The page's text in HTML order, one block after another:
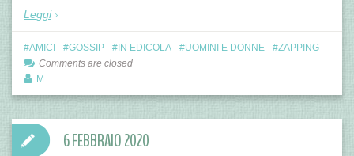
Leggi
AMICI GOSSIP IN EDICOLA UOMINI E DONNE
ZAPPING
Comments are closed
M.
6 FEBBRAIO 2020